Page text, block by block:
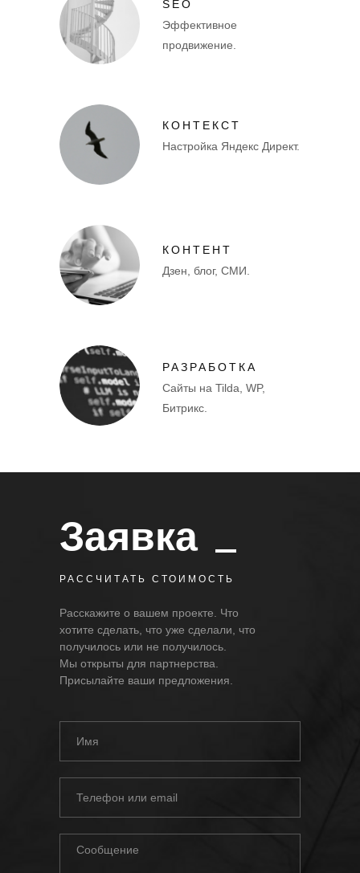
Эффективное
продвижение.
SEO
Настройка Яндекс Директ.
Дзен, блог, СМИ.
Сайты на Tilda, WP,
Битрикс.
КОНТЕКСТ
РАЗРАБОТКА
КОНТЕНТ
Заявка
РАССЧИТАТЬ СТОИМОСТЬ
Расскажите о вашем проекте. Что
хотите сделать, что уже сделали, что
получилось или не получилось.
Мы открыты для партнерства.
Присылайте ваши предложения.